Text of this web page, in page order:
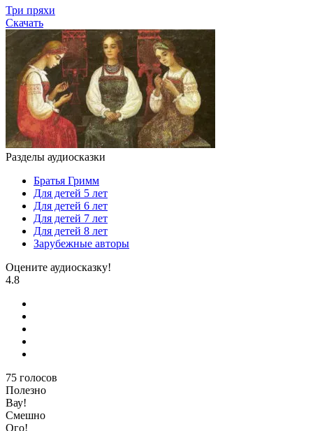
Три пряхи
Скачать
Разделы аудиосказки
Братья Гримм
Для детей 5 лет
Для детей 6 лет
Для детей 7 лет
Для детей 8 лет
Зарубежные авторы
Оцените аудиосказку!
4.8
75 голосов
Полезно
Вау!
Смешно
Ого!